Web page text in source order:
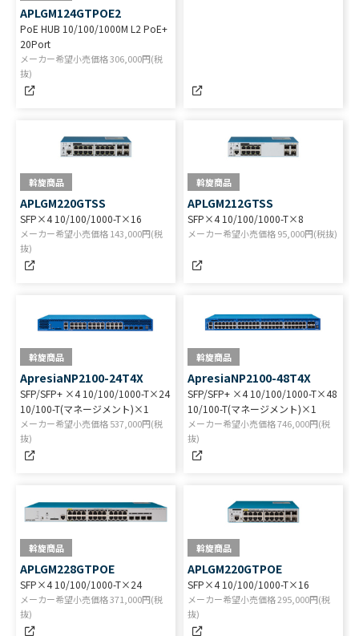
APLGM124GTPOE2
PoE HUB 10/100/1000M L2 PoE+
20Port
メーカー希望小売価格306,000円(税
抜)
斡旋商品
APLGM220GTSS
SFP×4 10/100/1000-T×16
メーカー希望小売価格143,000円(税
抜)
斡旋商品
APLGM212GTSS
SFP×4 10/100/1000-T×8
メーカー希望小売価格95,000円(税抜)
斡旋商品
ApresiaNP2100-24T4X
SFP/SFP+ ×4 10/100/1000-T×24
10/100-T(マネージメント)×1
メーカー希望小売価格537,000円(税
抜)
斡旋商品
ApresiaNP2100-48T4X
SFP/SFP+ ×4 10/100/1000-T×48
10/100-T(マネージメント)×1
メーカー希望小売価格746,000円(税
抜)
斡旋商品
APLGM228GTPOE
SFP×4 10/100/1000-T×24
メーカー希望小売価格371,000円(税
抜)
斡旋商品
APLGM220GTPOE
SFP×4 10/100/1000-T×16
メーカー希望小売価格295,000円(税
抜)